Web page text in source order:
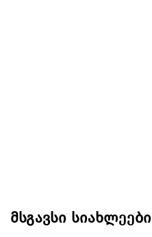
მსგავსი სიახლეები